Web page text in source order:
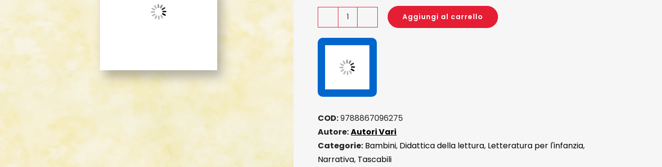
Poeti
Irriverenti
Aggiungi al carrello
COD:9788867096275
Autore:Autori Vari
Categorie: Bambini, Didattica della lettura, Letteratura per l'infanzia,
Narrativa, Tascabili